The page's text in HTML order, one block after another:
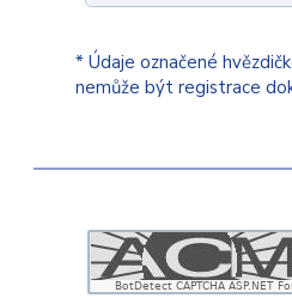
* Údaje označené
nemůže být registrace
BotDetect CAPTCHA ASP.NET